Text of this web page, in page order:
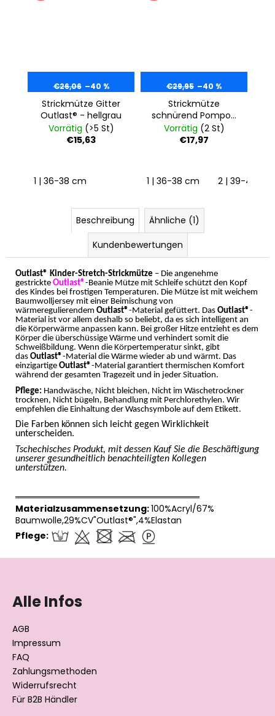
€26,06 –40 %
Strickmütze Gitter
Outlast® - hellgrau
Vorrätig (>5 St)
€15,63
1 | 36-38 cm
€29,95 –40 %
Strickmütze
schnürend Pompon
und Knöpfe
Outlast® - hellgrau
Vorrätig (2 St)
€17,97
1 | 36-38 cm 2 | 39-41 cm
Beschreibung
Ähnliche (1)
Kundenbewertungen
Outlast® Kinder-Stretch-Strickmütze – Die angenehme
gestrickte Outlast®-Beanie Mütze mit Schleife schützt den Kopf
des Kindes bei frostigen Temperaturen. Die Mütze ist mit weichem
Baumwolljersey mit einer Beimischung von
wärmeregulierendem Outlast®-Material gefüttert. Das Outlast®-
Material ist vor allem deshalb so beliebt, da es sich intelligent an
die Körperwärme anpassen kann. Bei großer Hitze entzieht es dem
Körper die überschüssige Wärme und verhindert somit die
Schweißbildung. Wenn die Körpertemperatur sinkt, gibt
das Outlast®-Material die Wärme wieder ab und wärmt. Das
einzigartige Outlast®-Material garantiert thermischen Komfort
während der gesamten Tragezeit und in jeder Situation.
Pflege: Handwäsche, Nicht bleichen, Nicht im Wäschetrockner
trocknen, Nicht bügeln, Behandlung mit Perchlorethylen. Wir
empfehlen die Einhaltung der Waschsymbole auf dem Etikett.
Die Farben können sich leicht gegen Wirklichkeit
unterscheiden.
Tschechisches Produkt, mit dessen Kauf Sie die Beschäftigung
unserer gesundheitlich benachteiligten Kollegen
unterstützen.
══════════════════════════════
Materialzusammensetzung:100%Acryl/67%
Baumwolle,29%CV"Outlast®",4%Elastan
Pflege:
F
Alle Infos
AGB
Impressum
FAQ
Zahlungsmethoden
Widerrufsrecht
Für B2B Händler